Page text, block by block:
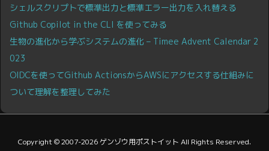
シェルスクリプトで標準出力と標準エラー出力を入れ替える
Github Copilot in the CLI を使ってみる
生物の進化から学ぶシステムの進化 – Timee Advent Calendar 2
023
OIDCを使ってGithub ActionsからAWSにアクセスする仕組みに
ついて理解を整理してみた
Copyright ©2007-2026ゲンゾウ用ポストイット All Rights Reserved.